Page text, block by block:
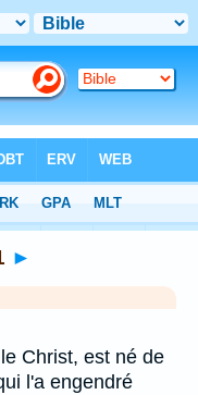
►
Christ, est né de
l'a engendré